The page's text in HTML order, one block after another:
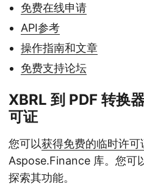
免费在线申请
API参考
操作指南和文章
免费支持论坛
XBRL 到 PDF 转
可证
您可以获得免费的临时许可
Aspose.Finance 库。您可
探索其功能。